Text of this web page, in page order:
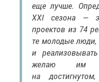
еще лучше.
XXI сезона —
проектов из 74
те молодые люди,
и
желаю им
на